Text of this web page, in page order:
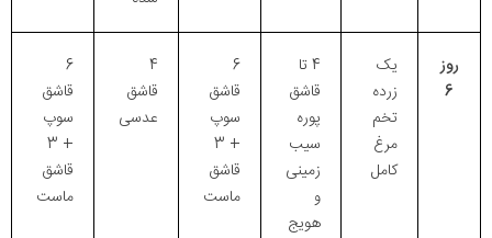
روز
6
یک
زرده
تخم
مرغ
کامل
4 تا
قاشق
پوره
سیب
زمینی
و
هویج
6
قاشق
سوپ
+ 3
قاشق
ماست
4
قاشق
عدسی
6
قاشق
سوپ
+ 3
قاشق
ماست